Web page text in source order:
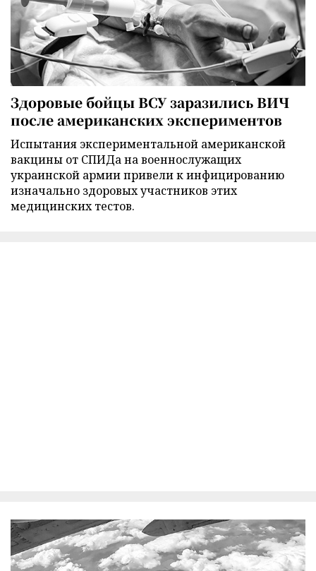
Здоровые бойцы ВСУ заразились ВИЧ
после американских экспериментов
Испытания экспериментальной американской
вакцины от СПИДа на военнослужащих
украинской армии привели к инфицированию
изначально здоровых участников этих
медицинских тестов.